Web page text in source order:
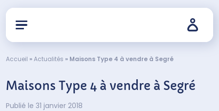
Accueil »Actualités » Maisons Type 4 à vendre à Segré
Maisons Type 4 à vendre à Segré
Publié le 31 janvier 2018